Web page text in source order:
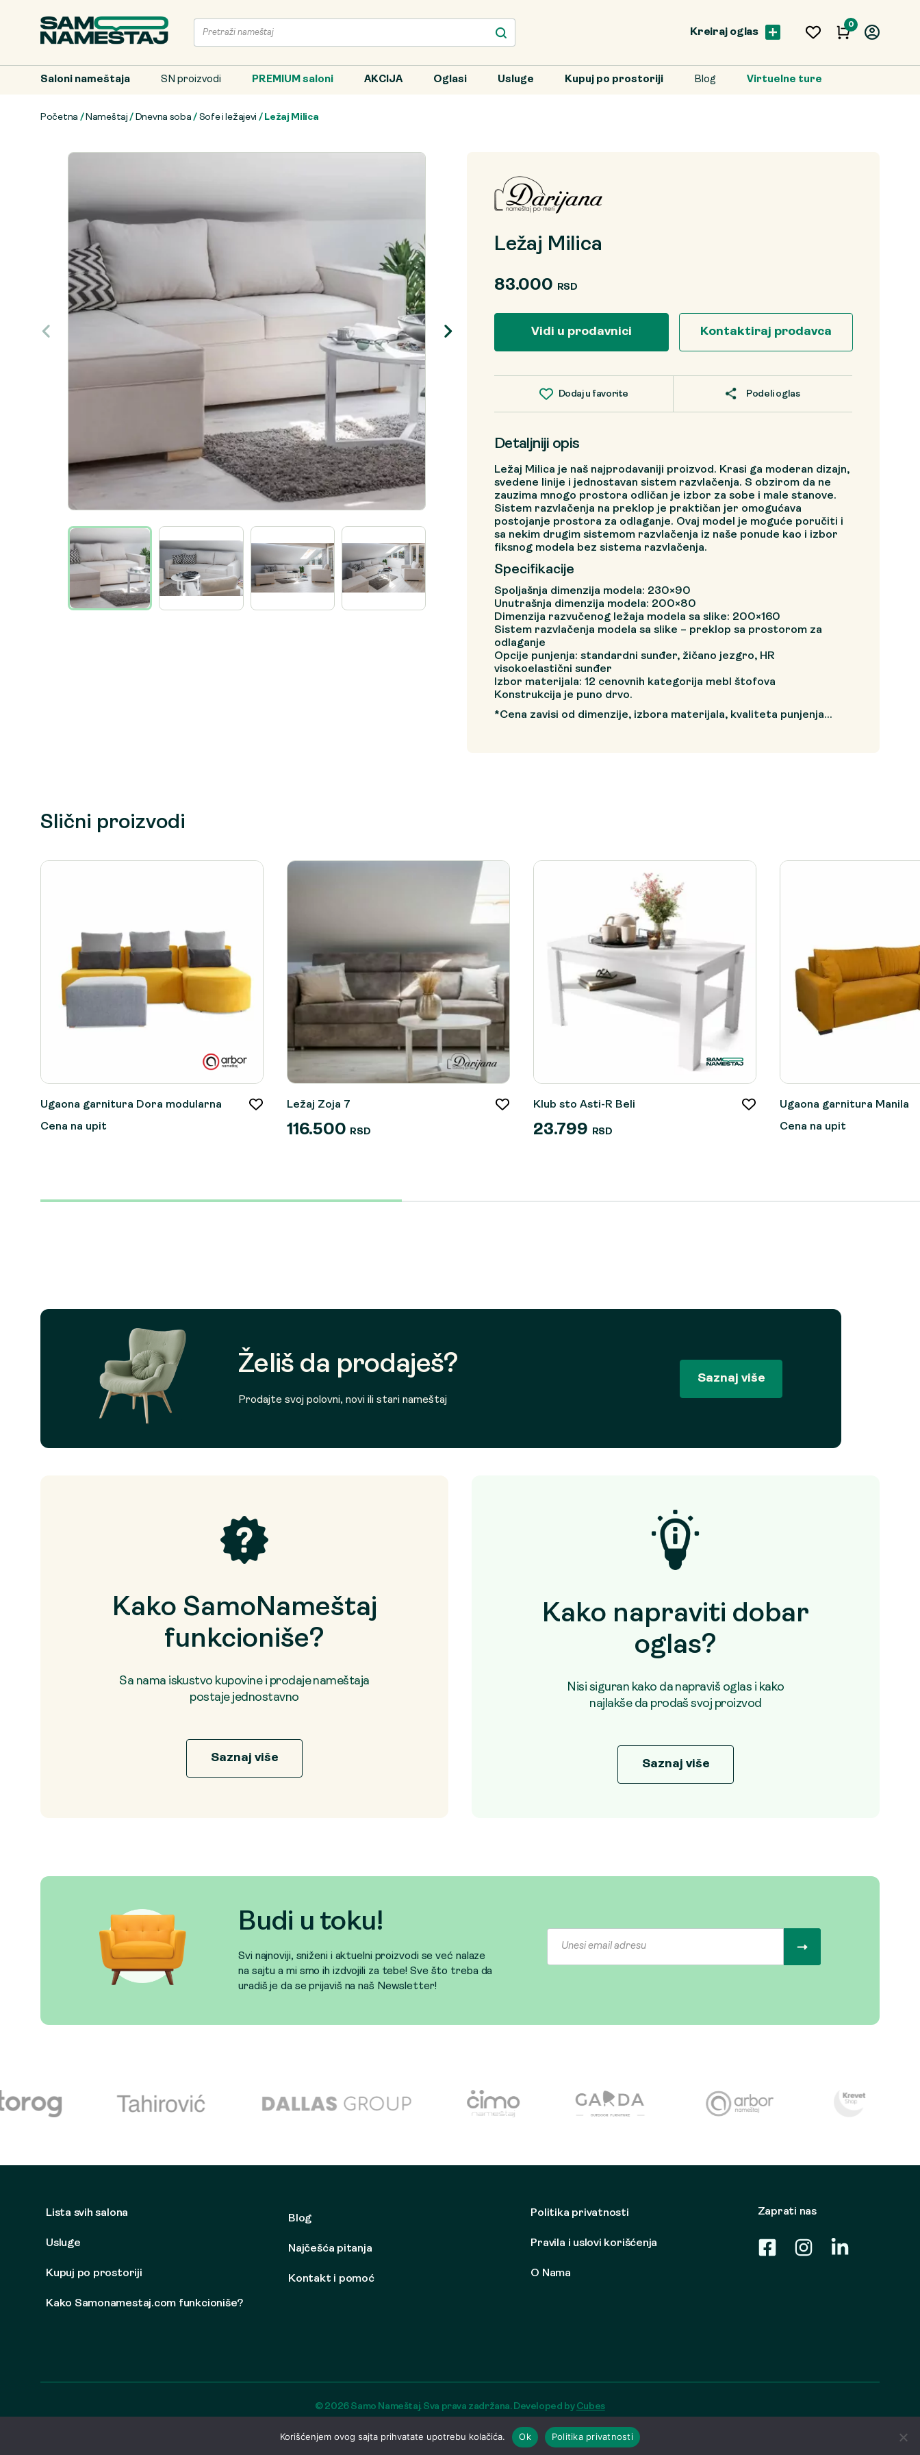
0
Kreiraj oglas
Saloni nameštaja SN proizvodi PREMIUM saloni AKCIJA Oglasi Usluge Kupuj po prostoriji Blog Virtuelne ture
Početna / Nameštaj / Dnevna soba / Sofe i ležajevi / Ležaj Milica
Dodaj u favorite Podeli oglas
Ležaj Milica
83.000 RSD
Vidi u prodavnici Kontaktiraj prodavca
Detaljniji opis
Ležaj Milica je naš najprodavaniji proizvod. Krasi ga moderan dizajn,
svedene linije i jednostavan sistem razvlačenja. S obzirom da ne
zauzima mnogo prostora odličan je izbor za sobe i male stanove.
Sistem razvlačenja na preklop je praktičan jer omogućava
postojanje prostora za odlaganje. Ovaj model je moguće poručiti i
sa nekim drugim sistemom razvlačenja iz naše ponude kao i izbor
fiksnog modela bez sistema razvlačenja.
Specifikacije
Spoljašnja dimenzija modela: 230×90
Unutrašnja dimenzija modela: 200×80
Dimenzija razvučenog ležaja modela sa slike: 200×160
Sistem razvlačenja modela sa slike – preklop sa prostorom za
odlaganje
Opcije punjenja: standardni sunđer, žičano jezgro, HR
visokoelastični sunđer
Izbor materijala: 12 cenovnih kategorija mebl štofova
Konstrukcija je puno drvo.
*Cena zavisi od dimenzije, izbora materijala, kvaliteta punjenja…
Slični proizvodi
Ugaona garnitura Dora modularna
Cena na upit
Ležaj Zoja 7
116.500 RSD
Klub sto Asti-R Beli
23.799 RSD
Ugaona garnitura Manila
Cena na upit
Želiš da prodaješ?
Prodajte svoj polovni, novi ili stari nameštaj
Saznaj više
Kako SamoNameštaj
funkcioniše?
Sa nama iskustvo kupovine i prodaje nameštaja
postaje jednostavno
Saznaj više
Kako napraviti dobar
oglas?
Nisi siguran kako da napraviš oglas i kako
najlakše da prodaš svoj proizvod
Saznaj više
Budi u toku!
Svi najnoviji, sniženi i aktuelni proizvodi se već nalaze
na sajtu a mi smo ih izdvojili za tebe! Sve što treba da
uradiš je da se prijaviš na naš Newsletter!
Lista svih salona
Usluge
Kupuj po prostoriji
Kako Samonamestaj.com funkcioniše?
Blog
Najčešća pitanja
Kontakt i pomoć
Politika privatnosti
Pravila i uslovi korišćenja
O Nama
Zaprati nas
© 2026 Samo Nameštaj. Sva prava zadržana. Developed by Cubes
Korišćenjem ovog sajta prihvatate upotrebu kolačića. Ok Politika privatnosti